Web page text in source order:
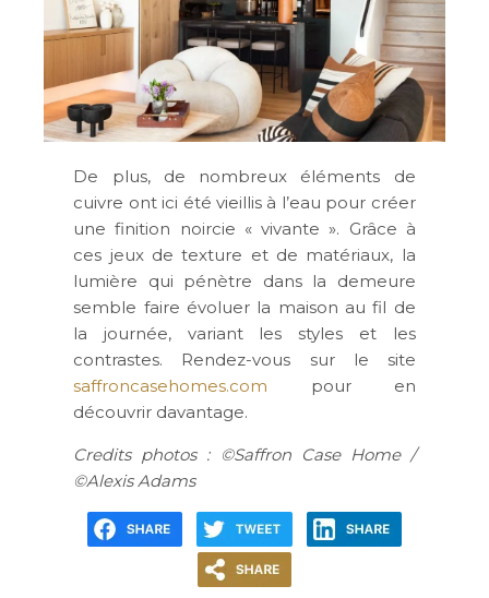
De plus, de nombreux éléments de
cuivre ont ici été vieillis à l’eau pour créer
une finition noircie « vivante ». Grâce à
ces jeux de texture et de matériaux, la
lumière qui pénètre dans la demeure
semble faire évoluer la maison au fil de
la journée, variant les styles et les
contrastes. Rendez-vous sur le site
saffroncasehomes.com pour en
découvrir davantage.
Credits photos : ©Saffron Case Home /
©Alexis Adams